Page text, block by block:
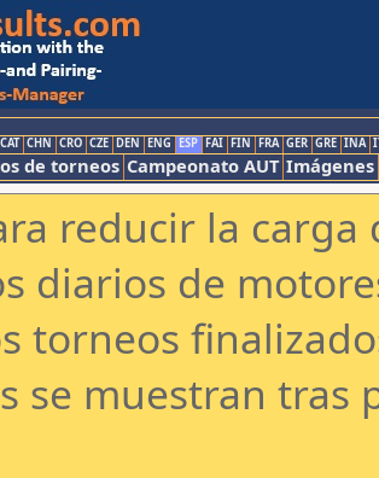
CAT CHN CRO CZE DEN ENG ESP FAI FIN FRA GER GRE INA
de torneos Campeonato AUT Imágenes
reducir la
diarios de
torneos
se muestran tras